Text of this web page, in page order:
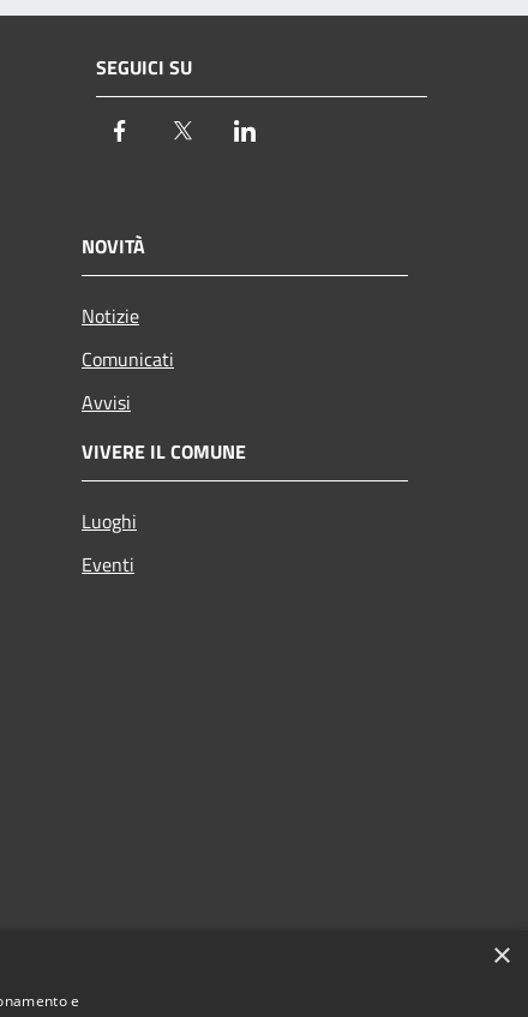
SEGUICI SU
Facebook Twitter
NOVITÀ
Notizie
Comunicati
Avvisi
VIVERE IL COMUNE
Luoghi
Eventi
×
e